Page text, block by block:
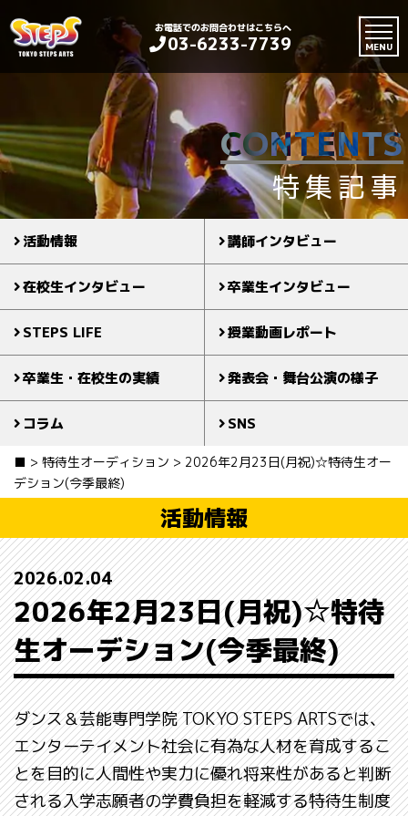
お電話でのお問合わせはこちらへ
03-6233-7739 MENU
CONTENTS
特集記事
活動情報 講師インタビュー
在校生インタビュー 卒業生インタビュー
STEPS LIFE 授業動画レポート
卒業生・在校生の実績 発表会・舞台公演の様子
コラム SNS
■ > 特待生オーディション > 2026年2月23日(月祝)☆特待生オー
デション(今季最終)
活動情報
2026.02.04
2026年2月23日(月祝)☆特待
生オーデション(今季最終)
ダンス＆芸能専門学院 TOKYO STEPS ARTSでは、
エンターテイメント社会に有為な人材を育成するこ
とを目的に人間性や実力に優れ将来性があると判断
される入学志願者の学費負担を軽減する特待生制度